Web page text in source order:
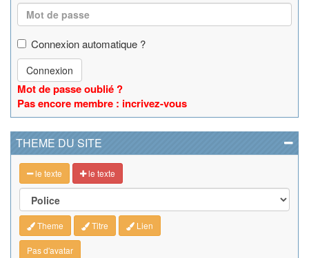
Connexion automatique ?
Connexion
Mot de passe oublié ?
Pas encore membre : incrivez-vous
THEME DU SITE
le texte le texte
Theme Titre Lien
Pas d'avatar